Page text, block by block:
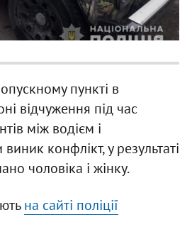
пункті в
відчуження під час
між водієм і
конфлікт, у результаті
чоловіка і жінку.
на сайті поліції